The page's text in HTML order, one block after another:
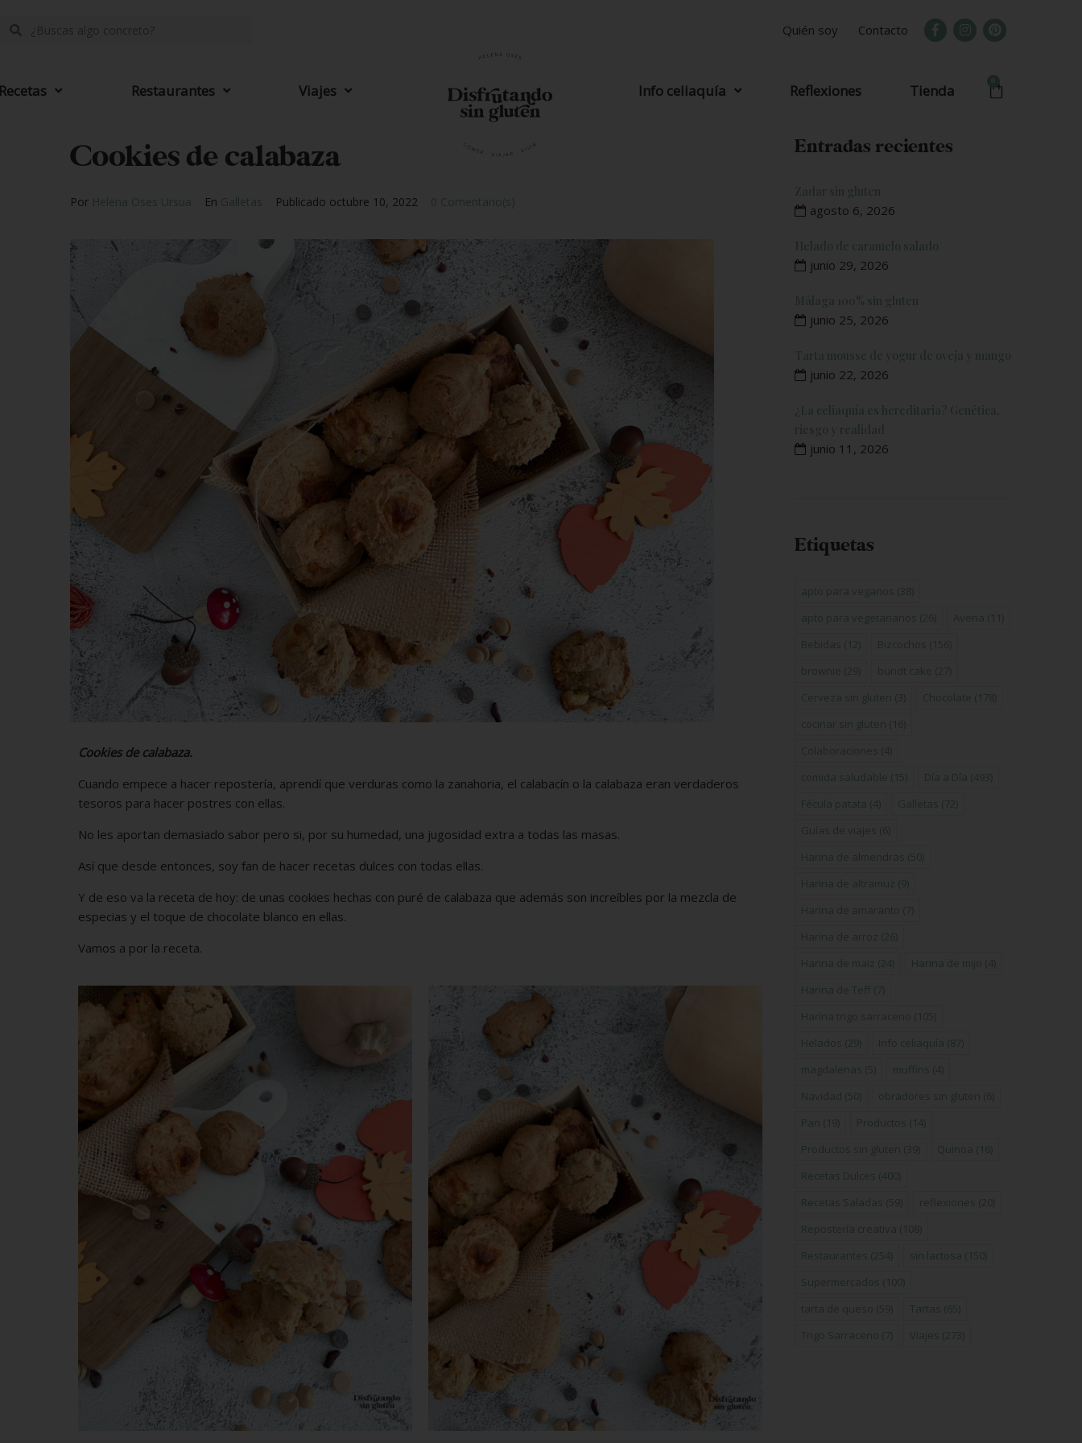
Quién soy Contacto
Restaurantes Viajes Info celiaquía Reflexiones Tienda
Cookies de calabaza
Por Helena Oses Ursua En Galletas Publicado octubre 10, 2022 0 Comentario(s)
Cookies de calabaza.
Cuando empece a hacer repostería, aprendí que verduras como la zanahoria, el calabacín o la calabaza eran verdaderos
tesoros para hacer postres con ellas.
No les aportan demasiado sabor pero si, por su humedad, una jugosidad extra a todas las masas.
Así que desde entonces, soy fan de hacer recetas dulces con todas ellas.
Y de eso va la receta de hoy: de unas cookies hechas con puré de calabaza que además son increíbles por la mezcla de
especias y el toque de chocolate blanco en ellas.
Vamos a por la receta.
Entradas recientes
Zadar sin gluten
agosto 6, 2026
Helado de caramelo salado
junio 29, 2026
Málaga 100% sin gluten
junio 25, 2026
Tarta mousse de yogur de oveja y mango
junio 22, 2026
¿La celiaquía es hereditaria? Genética,
riesgo y realidad
junio 11, 2026
Etiquetas
apto para veganos (38)
apto para vegetarianos (26) Avena (11)
Bebidas (12) Bizcochos (156)
brownie (29) bundt cake (27)
Cerveza sin gluten (3) Chocolate (178)
cocinar sin gluten (16)
Colaboraciones (4)
comida saludable (15) Día a Día (493)
Fécula patata (4) Galletas (72)
Guías de viajes (6)
Harina de almendras (50)
Harina de altramuz (9)
Harina de amaranto (7)
Harina de arroz (26)
Harina de maiz (24) Harina de mijo (4)
Harina de Teff (7)
Harina trigo sarraceno (105)
Helados (29) Info celiaquía (87)
magdalenas (5) muffins (4)
Navidad (50) obradores sin gluten (6)
Pan (19) Productos (14)
Productos sin gluten (39) Quinoa (16)
Recetas Dulces (400)
Recetas Saladas (59) reflexiones (20)
Repostería creativa (108)
Restaurantes (254) sin lactosa (150)
Supermercados (100)
tarta de queso (59) Tartas (65)
Trigo Sarraceno (7) Viajes (273)